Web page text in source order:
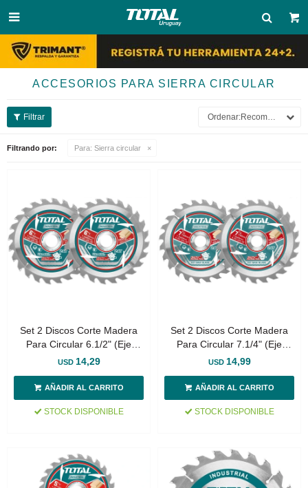

ACCESORIOS PARA SIERRA CIRCULAR
Recomendados
Filtrando por: Para: Sierra circular
Set 2 Discos Corte Madera
Para Circular 6.1/2" (Eje
20mm)
USD 14,29
STOCK DISPONIBLE
Set 2 Discos Corte Madera
Para Circular 7.1/4" (Eje
20mm)
USD 14,99
STOCK DISPONIBLE